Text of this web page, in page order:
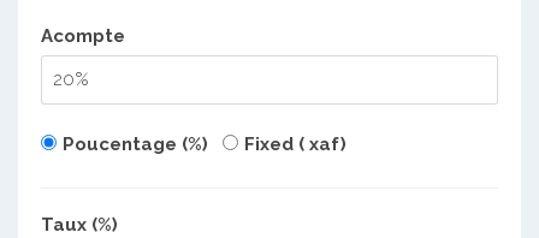
Acompte
Poucentage (%) Fixed ( xaf)
Taux (%)